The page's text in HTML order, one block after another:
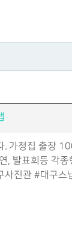
. 가정집 출장
, 발표회등 각
진관 #대구스